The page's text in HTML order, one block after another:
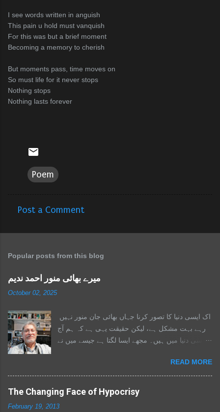
I see words written in anguish
This pain u hold must vanquish
For this was but a brief moment
Becoming a memory to cherish
But moments pass, time moves on
So must life for it never stops
Nothing stops
Nothing lasts forever
Poem
o
m
s
Post a Comment
Popular posts from this blog
میرے بھائی منور احمد ندیم
October 02, 2025
رہے بہت مشکل ہے، لیکن حقیقت یہی ہے کہ ہم آج
اسی دنیا میں ہیں۔ مجھے ایسا لگتا ہے جیسے میں نے
ساتھ تھے، ایک ایسا سہارا جس سے میں ہر مشکل
فیصلے میں مشورہ کرتا۔ جب بھی میں ڈگمگاتا، وہ
مجھے تھام لیتے۔ ہر دو ہفتے بعد وہ فون کرتے اور
صرف یہ پوچھتے: “سب ٹھیک ہے؟ تم ٹھیک ہو؟” میں
READ MORE
The Changing Face of Hypocrisy
February 19, 2013